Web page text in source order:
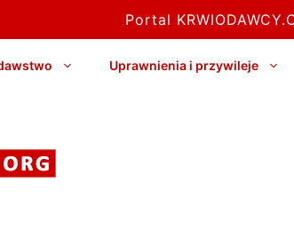
Portal
Uprawnienia i przywileje